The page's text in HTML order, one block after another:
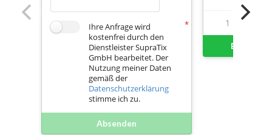
Ihre Anfrage wird
kostenfrei durch den
Dienstleister SupraTix
GmbH bearbeitet. Der
Nutzung meiner Daten
gemäß der
Datenschutzerklärung
stimme ich zu.
Absenden
1 1